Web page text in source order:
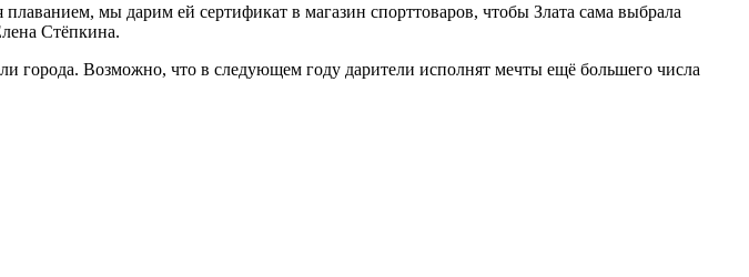
мы дарим ей сертификат в магазин спорттоваров, чтобы Злата сама выбрала
Стёпкина.
Возможно, что в следующем году дарители исполнят мечты ещё большего числа